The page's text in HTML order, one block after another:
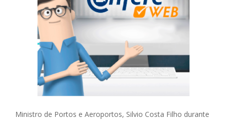
Ministro de Portos e Aeroportos, Silvio Costa Filho durante